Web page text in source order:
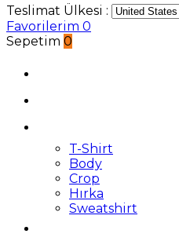
Teslimat Ülkesi :
Favorilerim 0
Sepetim 0
T-Shirt
Body
Crop
Hırka
Sweatshirt